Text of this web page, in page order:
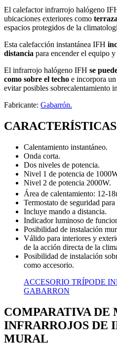
El calefactor infrarrojo halógeno
ubicaciones exteriores como
espacios protegidos de la
Esta calefacción instantánea IFH
distancia para encender el equipo
El infrarrojo halógeno IFH se
como sobre el techo e incorpora
evitar posibles sobrecalentamiento
Fabricante: Gabarrón.
Calentamiento instantáneo.
Onda corta.
Dos niveles de potencia.
Nivel 1 de potencia de
Nivel 2 de potencia 2000W.
Área de calentamiento: 12-
Termostato de seguridad
Incluye mando a distancia.
Indicador luminoso de
Posibilidad de instalación
Válido para interiores y
de la acción directa de la
Posibilidad de instalación
como accesorio.
ACCESORIO TRÍPODE
GABARRON
COMPARATIVA DE
INFRARROJOS DE
MURAL